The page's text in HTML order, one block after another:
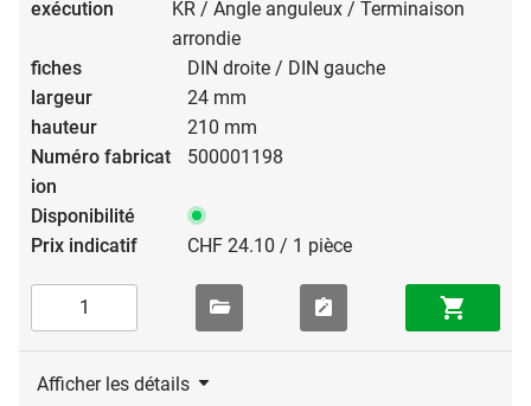
KR / Angle anguleux / Terminaison
arrondie
DIN droite / DIN gauche
24 mm
210 mm
500001198
CHF 24.10 / 1 pièce
Afficher les détails